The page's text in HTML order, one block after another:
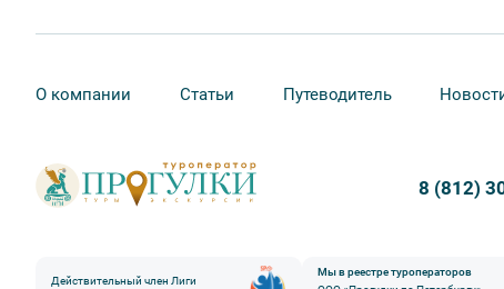
О компании Статьи Путеводитель
8 (812)
Действительный член Лиги
Мы в реестре туроператоров